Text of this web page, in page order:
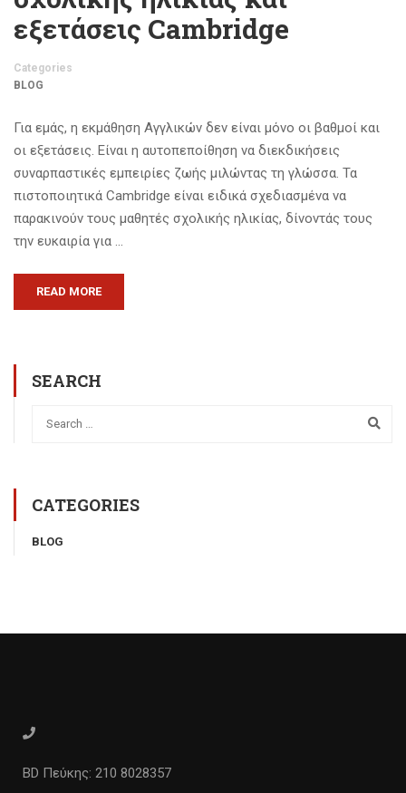
εξετάσεις Cambridge
Categories
BLOG
Για εμάς, η εκμάθηση Αγγλικών δεν είναι μόνο οι βαθμοί και
οι εξετάσεις. Είναι η αυτοπεποίθηση να διεκδικήσεις
συναρπαστικές εμπειρίες ζωής μιλώντας τη γλώσσα. Τα
πιστοποιητικά Cambridge είναι ειδικά σχεδιασμένα να
παρακινούν τους μαθητές σχολικής ηλικίας, δίνοντάς τους
την ευκαιρία για …
READ MORE
SEARCH
CATEGORIES
BLOG
BD Πεύκης: 210 8028357